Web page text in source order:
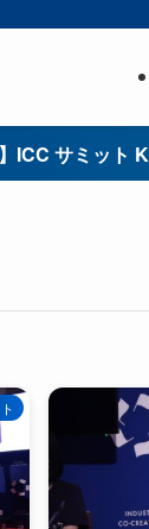
】ICC サミット